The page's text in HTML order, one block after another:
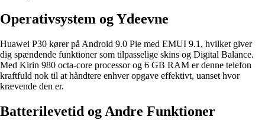
Operativsystem og Ydeevne
Huawei P30 kører på Android 9.0 Pie med EMUI 9.1, hvilket giver
dig spændende funktioner som tilpasselige skins og Digital Balance.
Med Kirin 980 octa-core processor og 6 GB RAM er denne telefon
kraftfuld nok til at håndtere enhver opgave effektivt, uanset hvor
krævende den er.
Batterilevetid og Andre Funktioner